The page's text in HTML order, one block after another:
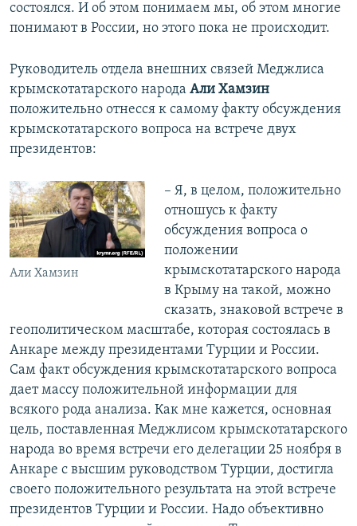
состоялся. И об этом понимаем мы, об этом многие
понимают в России, но этого пока не происходит.
Руководитель отдела внешних связей Меджлиса
крымскотатарского народа Али Хамзин
положительно отнесся к самому факту обсуждения
крымскотатарского вопроса на встрече двух
президентов:
Али Хамзин
– Я, в целом, положительно
отношусь к факту
обсуждения вопроса о
положении
крымскотатарского народа
в Крыму на такой, можно
сказать, знаковой встрече в
геополитическом масштабе, которая состоялась в
Анкаре между президентами Турции и России.
Сам факт обсуждения крымскотатарского вопроса
дает массу положительной информации для
всякого рода анализа. Как мне кажется, основная
цель, поставленная Меджлисом крымскотатарского
народа во время встречи его делегации 25 ноября в
Анкаре с высшим руководством Турции, достигла
своего положительного результата на этой встрече
президентов Турции и России. Надо объективно